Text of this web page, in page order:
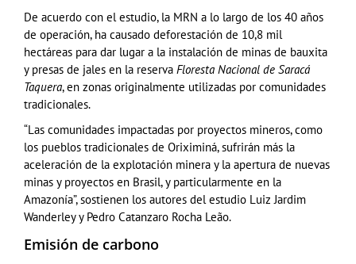
De acuerdo con el estudio, la MRN a lo largo de los 40 años
de operación, ha causado deforestación de 10,8 mil
hectáreas para dar lugar a la instalación de minas de bauxita
y presas de jales en la reserva Floresta Nacional de Saracá
Taquera, en zonas originalmente utilizadas por comunidades
tradicionales.
“Las comunidades impactadas por proyectos mineros, como
los pueblos tradicionales de Oriximiná, sufrirán más la
aceleración de la explotación minera y la apertura de nuevas
minas y proyectos en Brasil, y particularmente en la
Amazonía”, sostienen los autores del estudio Luiz Jardim
Wanderley y Pedro Catanzaro Rocha Leão.
Emisión de carbono